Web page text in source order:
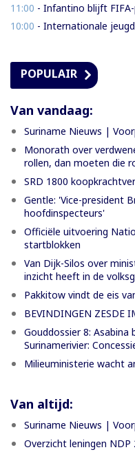
11:00 - Infantino blijft FIFA-president
10:00 - Internationale jeugdtop komt naar
POPULAIR
Van vandaag:
Suriname Nieuws |
Monorath over
rollen, dan moeten die
SRD 1800
Gentle: 'Vice-president
hoofdinspecteurs'
Officiële uitvoering
startblokken
Van Dijk-Silos over
inzicht heeft in de
Pakkitow vindt de eis
BEVINDINGEN ZESDE
Gouddossier 8:
Surinamerivier:
Milieuministerie wacht
Van altijd:
Suriname Nieuws |
Overzicht leningen NDP